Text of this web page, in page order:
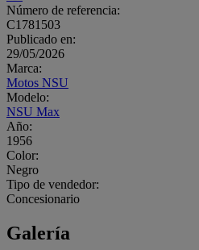
Número de referencia:
C1781503
Publicado en:
29/05/2026
Marca:
Motos NSU
Modelo:
NSU Max
Año:
1956
Color:
Negro
Tipo de vendedor:
Concesionario
Galería